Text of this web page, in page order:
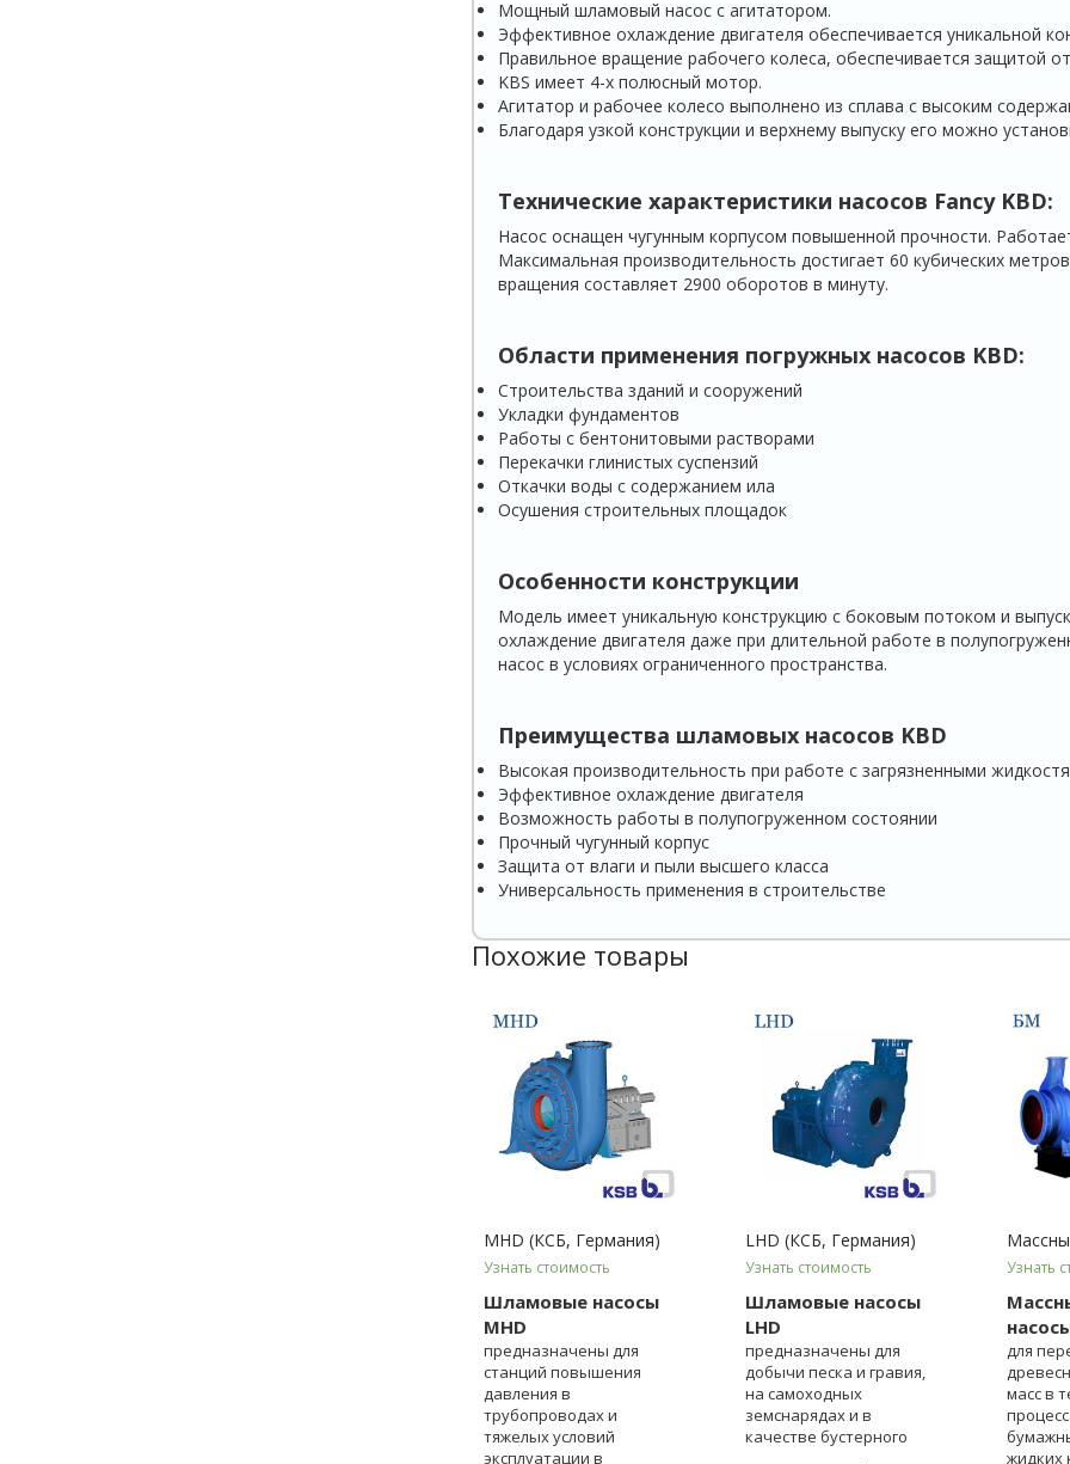
Мощный шламовый насос с агитатором.
Эффективное охлаждение двигателя обеспечивается уникальной
Правильное вращение рабочего колеса, обеспечивается защитой
KBS имеет 4-х полюсный мотор.
Агитатор и рабочее колесо выполнено из сплава с высоким
Благодаря узкой конструкции и верхнему выпуску его можно
Технические характеристики насосов Fancy KBD:
Насос оснащен чугунным корпусом повышенной прочности.
Максимальная производительность достигает 60 кубических
вращения составляет 2900 оборотов в минуту.
Области применения погружных насосов KBD:
Строительства зданий и сооружений
Укладки фундаментов
Работы с бентонитовыми растворами
Перекачки глинистых суспензий
Откачки воды с содержанием ила
Осушения строительных площадок
Особенности конструкции
Модель имеет уникальную конструкцию с боковым потоком и
охлаждение двигателя даже при длительной работе в
насос в условиях ограниченного пространства.
Преимущества шламовых насосов KBD
Высокая производительность при работе с загрязненными
Эффективное охлаждение двигателя
Возможность работы в полупогруженном состоянии
Прочный чугунный корпус
Защита от влаги и пыли высшего класса
Универсальность применения в строительстве
Похожие товары
MHD (КСБ, Германия)
Узнать стоимость
Шламовые насосы
MHD
предназначены для
станций повышения
давления в
трубопроводах и
тяжелых условий
эксплуатации в
LHD (КСБ, Германия)
Узнать стоимость
Шламовые насосы
LHD
предназначены для
добычи песка и гравия,
на самоходных
земснарядах и в
качестве бустерного
Узнать
для
масс в
жидких